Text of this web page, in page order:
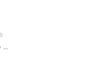
Granulado Laranja...